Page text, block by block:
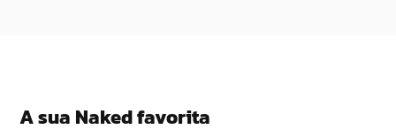
A sua Naked favorita